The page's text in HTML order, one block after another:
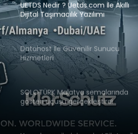
UETDS Nedir ? Uetds.com İle Akıllı
Dijital Taşımacılık Yazılımı
Datahost İle Güvenilir Sunucu
Hizmetleri
SOLOTÜRK Malatya semalarında
gösteri uçuşu gerçekleştirdi